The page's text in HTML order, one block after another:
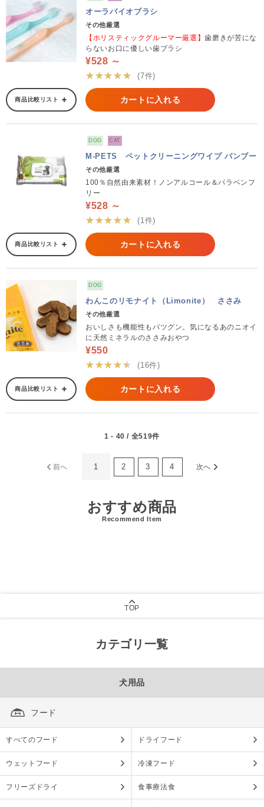
オーラバイオブラシ
その他厳選
【ホリスティックグルーマー厳選】歯磨きが苦にな
らないお口に優しい歯ブラシ
¥528 ～
★★★★★
(7件)
商品比較リスト カートに入れる
DOG CAT
M-PETS ペットクリーニングワイプ バンブー
その他厳選
100％自然由来素材！ノンアルコール＆パラベンフ
リー
¥528 ～
★★★★★
(1件)
商品比較リスト カートに入れる
DOG
わんこのリモナイト（Limonite） ささみ
その他厳選
おいしさも機能性もバツグン。気になるあのニオイ
に天然ミネラルのささみおやつ
¥550
★★★★★
(16件)
商品比較リスト カートに入れる
1 - 40 / 全519件
前へ 1 2 3 4 次へ
おすすめ商品
Recommend Item
TOP
カテゴリ一覧
犬用品
フード
すべてのフード ドライフード
ウェットフード 冷凍フード
フリーズドライ 食事療法食